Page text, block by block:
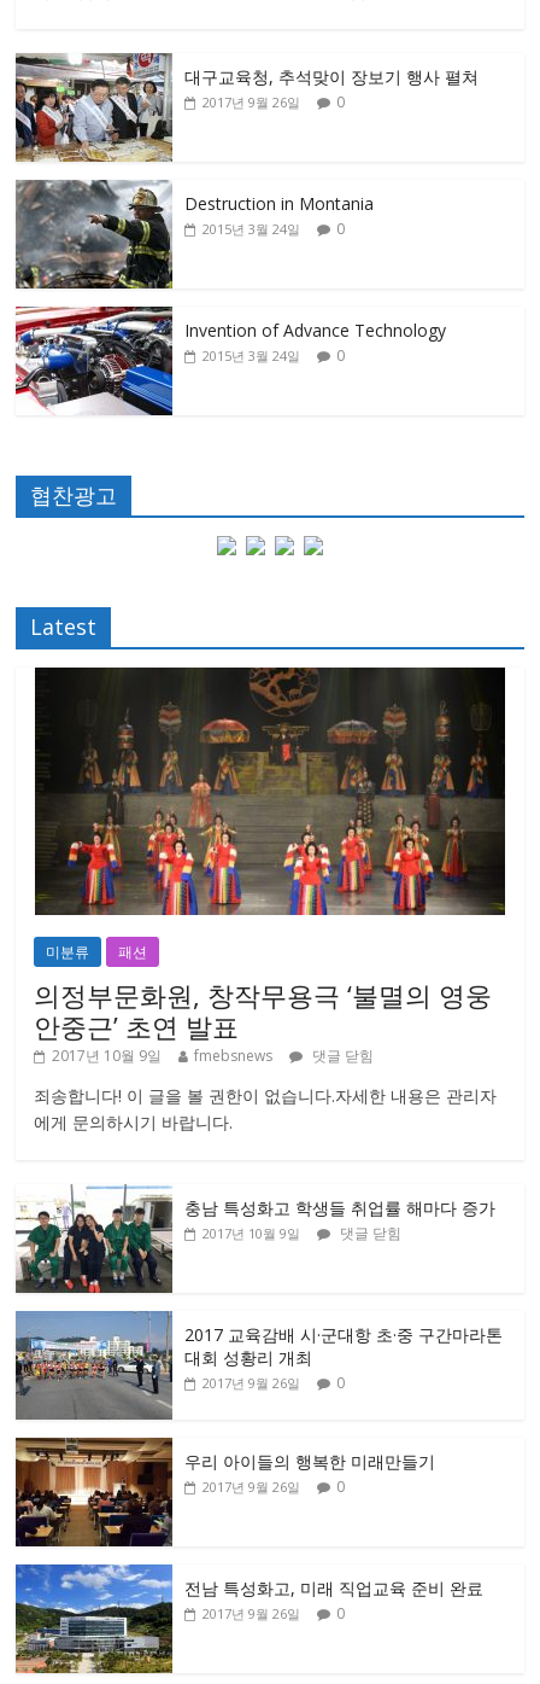
대구교육청, 추석맞이 장보기 행사 펼쳐
2017년 9월 26일 0
Destruction in Montania
2015년 3월 24일 0
Invention of Advance Technology
2015년 3월 24일 0
협찬광고
Latest
미분류 패션
의정부문화원, 창작무용극 ‘불멸의 영웅
안중근’ 초연 발표
2017년 10월 9일 fmebsnews 댓글 닫힘
죄송합니다! 이 글을 볼 권한이 없습니다.자세한 내용은 관리자
에게 문의하시기 바랍니다.
충남 특성화고 학생들 취업률 해마다 증가
2017년 10월 9일 댓글 닫힘
2017 교육감배 시·군대항 초·중 구간마라톤
대회 성황리 개최
2017년 9월 26일 0
우리 아이들의 행복한 미래만들기
2017년 9월 26일 0
전남 특성화고, 미래 직업교육 준비 완료
2017년 9월 26일 0